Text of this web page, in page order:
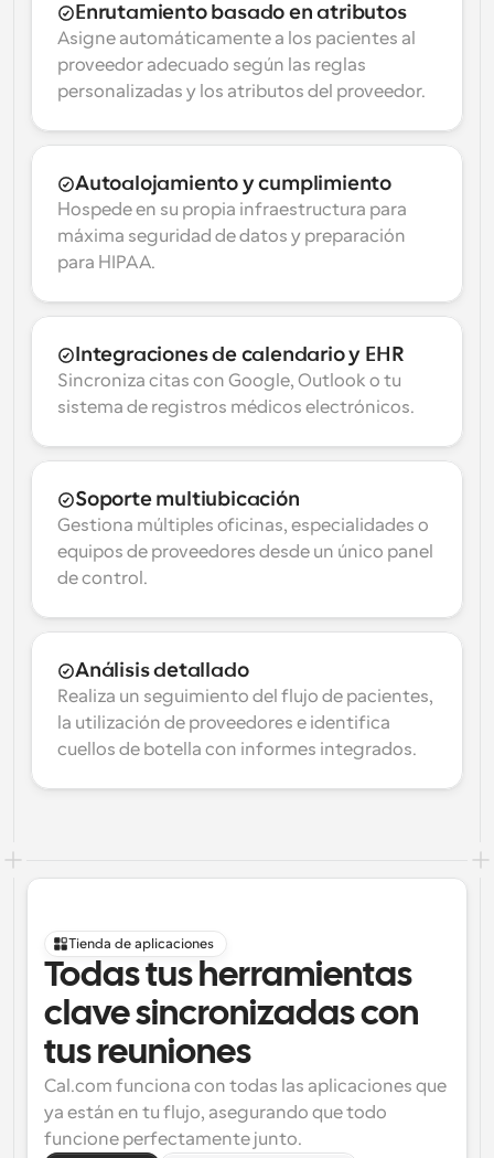
Enrutamiento basado en atributos
Asigne automáticamente a los pacientes al
proveedor adecuado según las reglas
personalizadas y los atributos del proveedor.
Autoalojamiento y cumplimiento
Hospede en su propia infraestructura para
máxima seguridad de datos y preparación
para HIPAA.
Integraciones de calendario y EHR
Sincroniza citas con Google, Outlook o tu
sistema de registros médicos electrónicos.
Soporte multiubicación
Gestiona múltiples oficinas, especialidades o
equipos de proveedores desde un único panel
de control.
Análisis detallado
Realiza un seguimiento del flujo de pacientes,
la utilización de proveedores e identifica
cuellos de botella con informes integrados.
Tienda de aplicaciones
Todas tus herramientas
clave sincronizadas con
tus reuniones
Cal.com funciona con todas las aplicaciones que
ya están en tu flujo, asegurando que todo
funcione perfectamente junto.